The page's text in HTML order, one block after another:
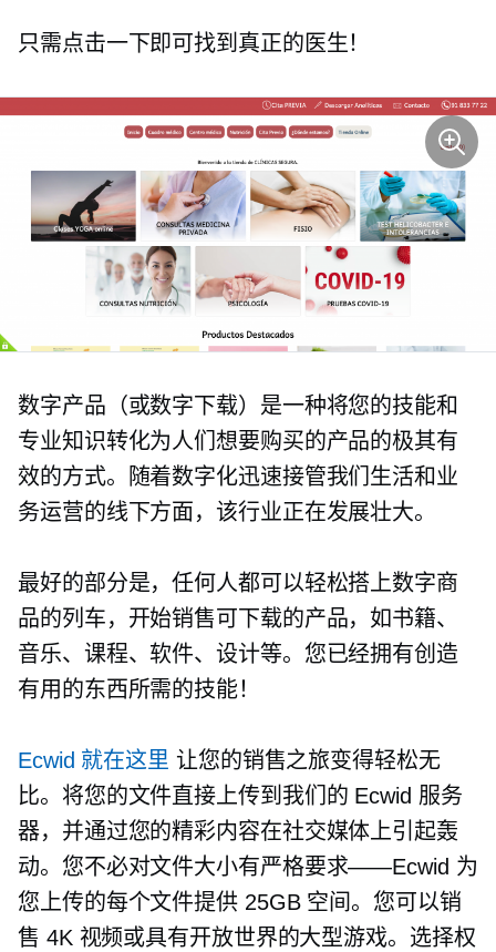
只需点击一下即可找到真正的医生！
数字产品（或数字下载）是一种将您的技能和
专业知识转化为人们想要购买的产品的极其有
效的方式。随着数字化迅速接管我们生活和业
务运营的线下方面，该行业正在发展壮大。
最好的部分是，任何人都可以轻松搭上数字商
品的列车，开始销售可下载的产品，如书籍、
音乐、课程、软件、设计等。您已经拥有创造
有用的东西所需的技能！
Ecwid 就在这里 让您的销售之旅变得轻松无
比。将您的文件直接上传到我们的 Ecwid 服务
器，并通过您的精彩内容在社交媒体上引起轰
动。您不必对文件大小有严格要求——Ecwid 为
您上传的每个文件提供 25GB 空间。您可以销
售 4K 视频或具有开放世界的大型游戏。选择权